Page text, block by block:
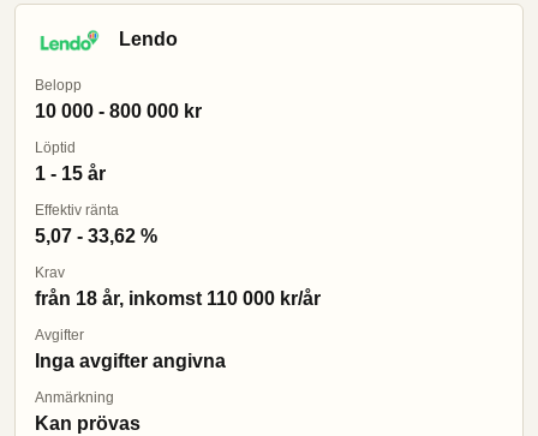
Lendo
Belopp
10 000 - 800 000 kr
Löptid
1 - 15 år
Effektiv ränta
5,07 - 33,62 %
Krav
från 18 år, inkomst 110 000 kr/år
Avgifter
Inga avgifter angivna
Anmärkning
Kan prövas